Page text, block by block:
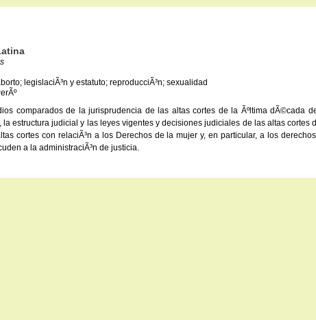
legislaciÃ³n y estatuto; reproducciÃ³n; sexualidad
comparados de la jurisprudencia de las altas cortes de la Ãºltima
estructura judicial y las leyes vigentes y decisiones judiciales de las altas
cortes con relaciÃ³n a los Derechos de la mujer y, en particular, a los
a la administraciÃ³n de justicia.